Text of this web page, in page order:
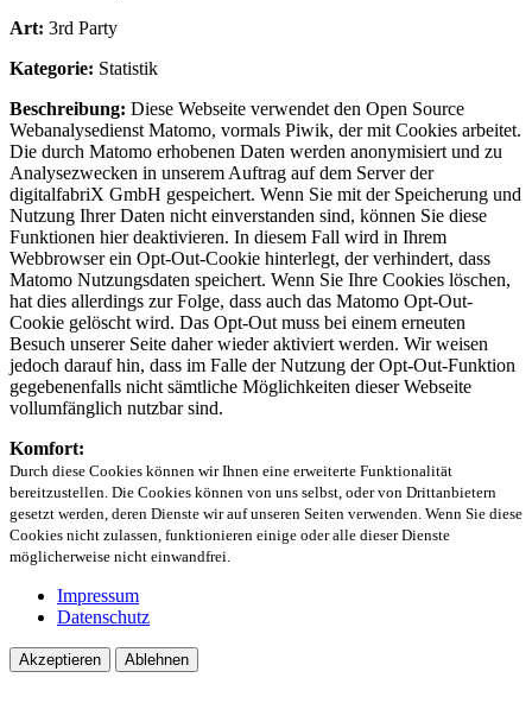
Art: 3rd Party
Kategorie: Statistik
Beschreibung: Diese Webseite verwendet den Open Source
Webanalysedienst Matomo, vormals Piwik, der mit Cookies arbeitet.
Die durch Matomo erhobenen Daten werden anonymisiert und zu
Analysezwecken in unserem Auftrag auf dem Server der
digitalfabriX GmbH gespeichert. Wenn Sie mit der Speicherung und
Nutzung Ihrer Daten nicht einverstanden sind, können Sie diese
Funktionen hier deaktivieren. In diesem Fall wird in Ihrem
Webbrowser ein Opt-Out-Cookie hinterlegt, der verhindert, dass
Matomo Nutzungsdaten speichert. Wenn Sie Ihre Cookies löschen,
hat dies allerdings zur Folge, dass auch das Matomo Opt-Out-
Cookie gelöscht wird. Das Opt-Out muss bei einem erneuten
Besuch unserer Seite daher wieder aktiviert werden. Wir weisen
jedoch darauf hin, dass im Falle der Nutzung der Opt-Out-Funktion
gegebenenfalls nicht sämtliche Möglichkeiten dieser Webseite
vollumfänglich nutzbar sind.
Komfort:
Durch diese Cookies können wir Ihnen eine erweiterte Funktionalität
bereitzustellen. Die Cookies können von uns selbst, oder von Drittanbietern
gesetzt werden, deren Dienste wir auf unseren Seiten verwenden. Wenn Sie diese
Cookies nicht zulassen, funktionieren einige oder alle dieser Dienste
möglicherweise nicht einwandfrei.
Impressum
Datenschutz
Akzeptieren Ablehnen